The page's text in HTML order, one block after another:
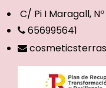
C/ Pi I Maragall,
656995641